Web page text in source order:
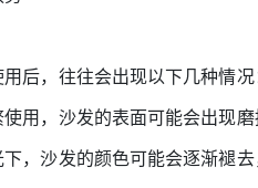
，往往会出现以下几种情况
，沙发的表面可能会出现磨
沙发的颜色可能会逐渐褪去